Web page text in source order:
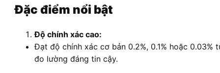
Đặc điểm nổi bật
Độ chính xác cao:
Đạt độ chính xác cơ bản 0.2%, 0.1% hoặc
đo lường đáng tin cậy.